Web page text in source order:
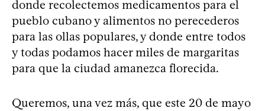
donde recolectemos medicamentos para el
pueblo cubano y alimentos no perecederos
para las ollas populares, y donde entre todos
y todas podamos hacer miles de margaritas
para que la ciudad amanezca florecida.
Queremos, una vez más, que este 20 de mayo